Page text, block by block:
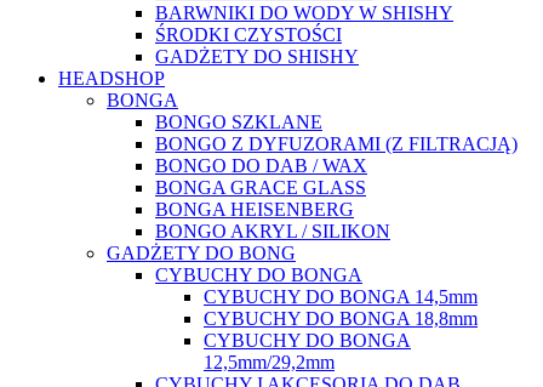
BARWNIKI DO WODY W SHISHY
ŚRODKI CZYSTOŚCI
GADŻETY DO SHISHY
HEADSHOP
BONGA
BONGO SZKLANE
BONGO Z DYFUZORAMI (Z FILTRACJĄ)
BONGO DO DAB / WAX
BONGA GRACE GLASS
BONGA HEISENBERG
BONGO AKRYL / SILIKON
GADŻETY DO BONG
CYBUCHY DO BONGA
CYBUCHY DO BONGA 14,5mm
CYBUCHY DO BONGA 18,8mm
CYBUCHY DO BONGA
12,5mm/29,2mm